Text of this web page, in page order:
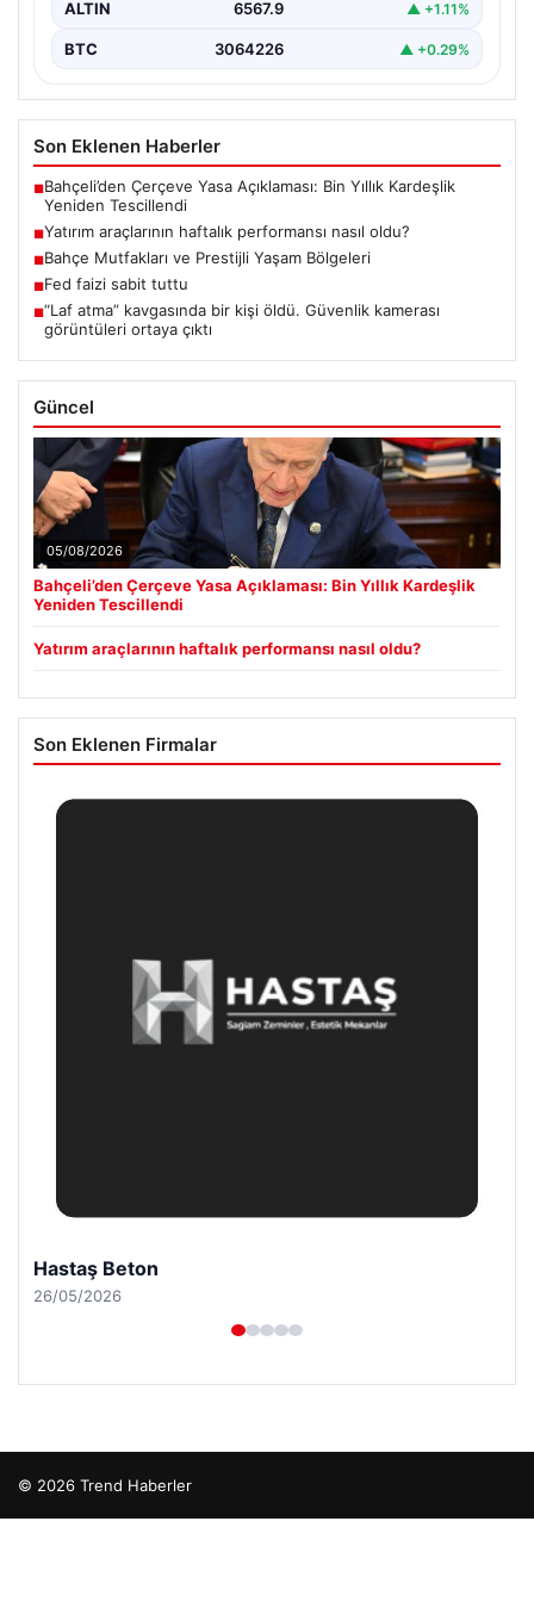
ALTIN 6567.9 ▲ +1.11%
BTC 3064226 ▲ +0.29%
Son Eklenen Haberler
■Bahçeli’den Çerçeve Yasa Açıklaması: Bin Yıllık Kardeşlik
Yeniden Tescillendi
■Yatırım araçlarının haftalık performansı nasıl oldu?
■Bahçe Mutfakları ve Prestijli Yaşam Bölgeleri
■Fed faizi sabit tuttu
■“Laf atma” kavgasında bir kişi öldü. Güvenlik kamerası
görüntüleri ortaya çıktı
Güncel
05/08/2026
Bahçeli’den Çerçeve Yasa Açıklaması: Bin Yıllık Kardeşlik
Yeniden Tescillendi
Yatırım araçlarının haftalık performansı nasıl oldu?
Son Eklenen Firmalar
Hastaş Beton
26/05/2026
© 2026 Trend Haberler